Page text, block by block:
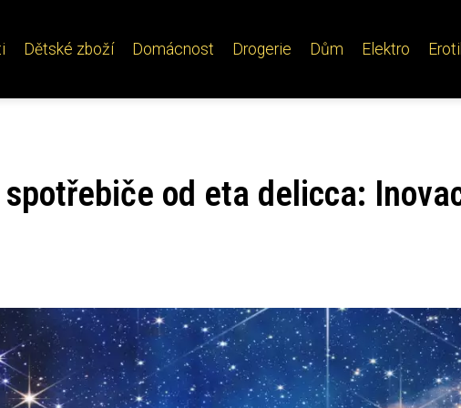
Dětské zboží Domácnost Drogerie Dům Elektro
od eta delicca: